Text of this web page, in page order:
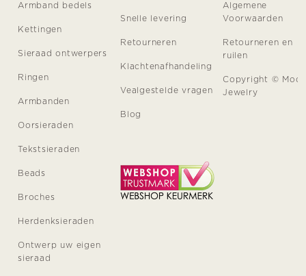
Armband bedels
Kettingen
Sieraad ontwerpers
Ringen
Armbanden
Oorsieraden
Tekstsieraden
Beads
Broches
Herdenksieraden
Ontwerp uw eigen
sieraad
Snelle levering
Retourneren
Klachtenafhandeling
Vealgestelde vragen
Blog
Algemene
Voorwaarden
Retourneren en
ruilen
Copyright ©
Jewelry